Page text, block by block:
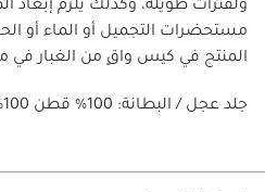
ولفترات طويلة، وكذلك يلزم إبعاد
مستحضرات التجميل أو الماء أو
المنتج في كيس واقٍ من الغبار في
%100 جلد عجل / البطانة: 100% قطن